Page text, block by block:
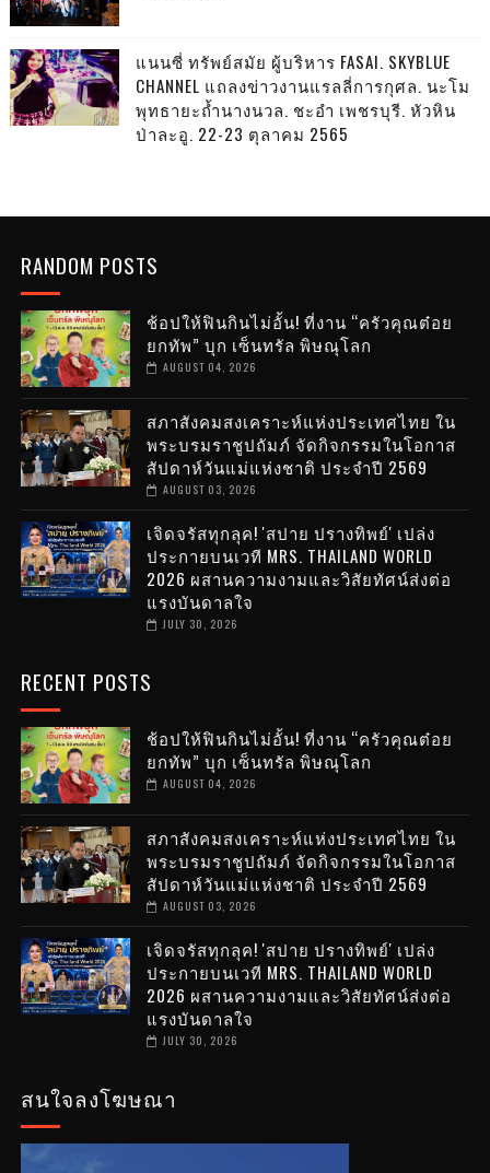
แนนซี่ ทรัพย์สมัย ผู้บริหาร FASAI. SKYBLUE
CHANNEL แถลงข่าวงานแรลลี่การกุศล. นะโม
พุทธายะถ้ำนางนวล. ชะอำ เพชรบุรี. หัวหิน
ป่าละอู. 22-23 ตุลาคม 2565
RANDOM POSTS
ช้อปให้ฟินกินไม่อั้น! ที่งาน “ครัวคุณต๋อย
ยกทัพ” บุก เซ็นทรัล พิษณุโลก
AUGUST 04, 2026
สภาสังคมสงเคราะห์แห่งประเทศไทย ใน
พระบรมราชูปถัมภ์ จัดกิจกรรมในโอกาส
สัปดาห์วันแม่แห่งชาติ ประจำปี 2569
AUGUST 03, 2026
เจิดจรัสทุกลุค! 'สปาย ปรางทิพย์' เปล่ง
ประกายบนเวที MRS. THAILAND WORLD
2026 ผสานความงามและวิสัยทัศน์ส่งต่อ
แรงบันดาลใจ
JULY 30, 2026
RECENT POSTS
ช้อปให้ฟินกินไม่อั้น! ที่งาน “ครัวคุณต๋อย
ยกทัพ” บุก เซ็นทรัล พิษณุโลก
AUGUST 04, 2026
สภาสังคมสงเคราะห์แห่งประเทศไทย ใน
พระบรมราชูปถัมภ์ จัดกิจกรรมในโอกาส
สัปดาห์วันแม่แห่งชาติ ประจำปี 2569
AUGUST 03, 2026
เจิดจรัสทุกลุค! 'สปาย ปรางทิพย์' เปล่ง
ประกายบนเวที MRS. THAILAND WORLD
2026 ผสานความงามและวิสัยทัศน์ส่งต่อ
แรงบันดาลใจ
JULY 30, 2026
สนใจลงโฆษณา